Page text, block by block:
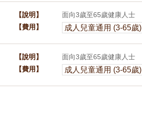
【說明】
面向3歲至65歲健康人士
【費用】
成人兒童通用 (3-65歲)
【說明】
面向3歲至65歲健康人士
【費用】
成人兒童通用 (3-65歲)